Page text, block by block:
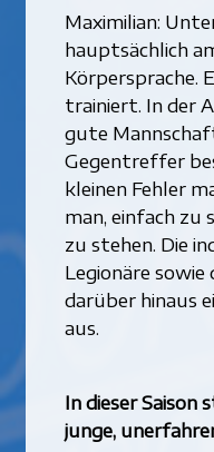
Maximilian:
hauptsächlich
Körpersprache.
trainiert. In der
gute
Gegentreffer
kleinen Fehler
man, einfach zu
zu stehen. Die
Legionäre sowie
darüber hinaus
aus.
In dieser Saison
junge,